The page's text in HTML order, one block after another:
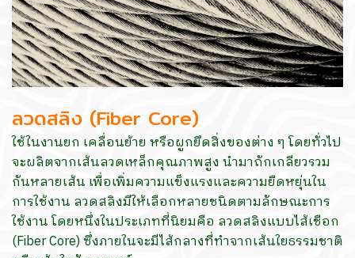
ลวดสลิง (Fiber Core)
ใช้ในงานยก เคลื่อนย้าย หรือผูกยึดสิ่งของต่าง ๆ โดยทั่วไป
จะผลิตจากเส้นลวดเหล็กคุณภาพสูง นำมาถักเกลียวรวม
กันหลายเส้น เพื่อเพิ่มความแข็งแรงและความยืดหยุ่นใน
การใช้งาน ลวดสลิงมีให้เลือกหลายชนิดตามลักษณะการ
ใช้งาน โดยหนึ่งในประเภทที่นิยมคือ ลวดสลิงแบบไส้เชือก
(Fiber Core) ซึ่งภายในจะมีไส้กลางที่ทำจากเส้นใยธรรมชาติ